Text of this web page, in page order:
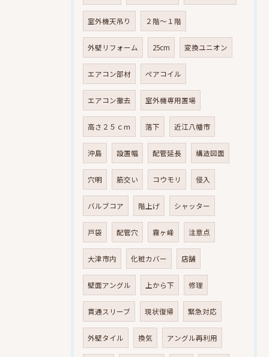
室外機天吊り ２階～１階
外壁リフォーム 25cm 変換ユニオン
エアコン部材 ペアコイル
エアコン撤去 室外機専用置場
高さ２５ｃｍ 落下 近江八幡市
沖島 設置幅 配管延長 構造図面
穴明 筋交い コウモリ 侵入
バルブコア 階上げ シャッター
戸袋 配管穴 霧ヶ峰 注意点
大津市内 化粧カバー 店舗
壁面アングル 上から下 修理
貫通スリーブ 現状復帰 緊急対応
外壁タイル 換気 アングル再利用